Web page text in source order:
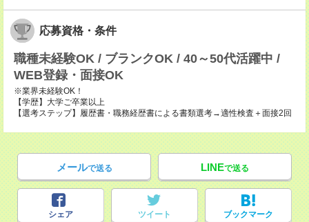
応募資格・条件
職種未経験OK / ブランクOK / 40～50代活躍中 /
WEB登録・面接OK
※業界未経験OK！
【学歴】大学ご卒業以上
【選考ステップ】履歴書・職務経歴書による書類選考→適性検査＋面接2回
メールで送る LINEで送る
シェア ツイート ブックマーク